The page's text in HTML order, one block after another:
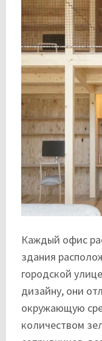
Каждый офис
здания
городской
дизайну, они
окружающую
количеством